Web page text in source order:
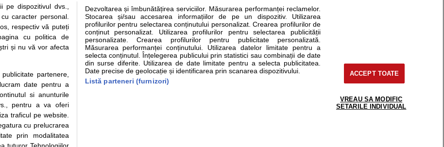
analize Specialitati medicale
informatii despre sanatate disponibile pe sfatulmedicului.ro au scop informativ si educational. Ele nu pot substitui consultul medical direct si
medicale. Va sfatuim, ca pe langa informatia primita pe sfatulmedicului.ro sa consultati fie medicul Dvs., fie unul dintre medicii pe care
de programari la medic Clickmed.
Drepturile consumatorului
Protectia consumatorilor -
ANPC
Solutionarea Alternativa a
Litigiilor
Info consumator: 0800.080.999
Formulare europene - CNAS
Ministerul Sanatatii - ANMDM
Parteneri
Inscriere clinica
Pentru pacient
support@sfatulmedicului.ro
0374 109 268
dispozitivul dvs.,
caracter personal.
respectiv vă puteți
cu politica de
și nu vă vor afecta
partenere,
date pentru a
si anunturile
pentru a va oferi
traficul pe website.
cu prelucrarea
prin modalitatea
Dezvoltarea și îmbunătățirea serviciilor. Măsurarea performanței reclamelor.
Stocarea și/sau accesarea informațiilor de pe un dispozitiv. Utilizarea
profilurilor pentru selectarea conținutului personalizat. Crearea profilurilor de
conținut personalizat. Utilizarea profilurilor pentru selectarea publicității
personalizate. Crearea profilurilor pentru publicitate personalizată.
Măsurarea performanței conținutului. Utilizarea datelor limitate pentru a
selecta conținutul. Înțelegerea publicului prin statistici sau combinații de date
din surse diferite. Utilizarea de date limitate pentru a selecta publicitatea.
Date precise de geolocație și identificarea prin scanarea dispozitivului.
Listă parteneri (furnizori)
ACCEPT TOATE
VREAU SA MODIFIC
SETARILE INDIVIDUAL